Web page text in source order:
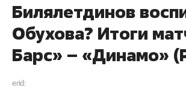
Билялетдинов
Обухова? Итоги
Барс» – «Динамо»
erid: